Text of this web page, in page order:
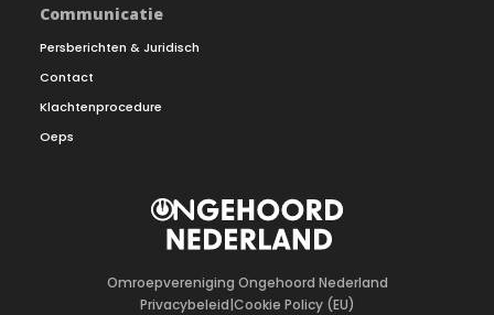
Communicatie
Persberichten & Juridisch
Contact
Klachtenprocedure
Oeps
Omroepvereniging Ongehoord Nederland
Privacybeleid|Cookie Policy (EU)